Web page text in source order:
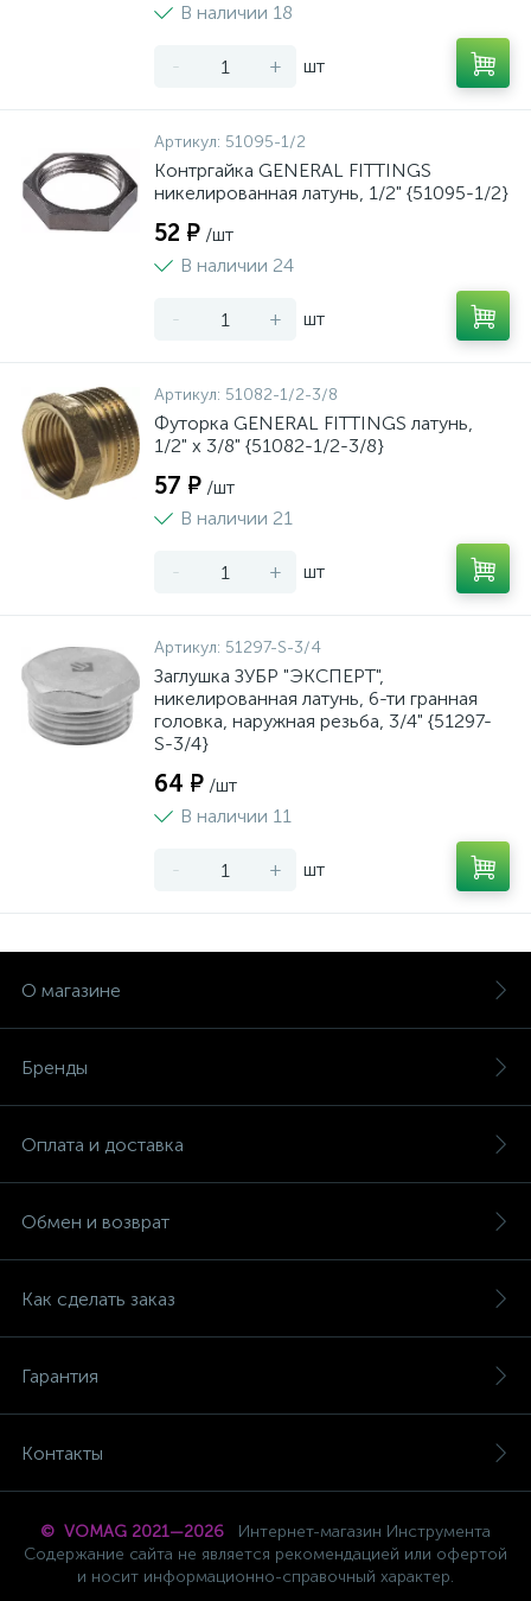
В наличии 18
- + шт
Артикул: 51095-1/2
Контргайка GENERAL FITTINGS
никелированная латунь, 1/2" {51095-1/2}
52 ₽ /шт
В наличии 24
- + шт
Артикул: 51082-1/2-3/8
Футорка GENERAL FITTINGS латунь,
1/2" х 3/8" {51082-1/2-3/8}
57 ₽ /шт
В наличии 21
- + шт
Артикул: 51297-S-3/4
Заглушка ЗУБР "ЭКСПЕРТ",
никелированная латунь, 6-ти гранная
головка, наружная резьба, 3/4" {51297-
S-3/4}
64 ₽ /шт
В наличии 11
- + шт
О магазине
Бренды
Оплата и доставка
Обмен и возврат
Как сделать заказ
Гарантия
Контакты
© VOMAG 2021—2026
Интернет-магазин Инструмента
Содержание сайта не является рекомендацией или офертой
и носит информационно-справочный характер.